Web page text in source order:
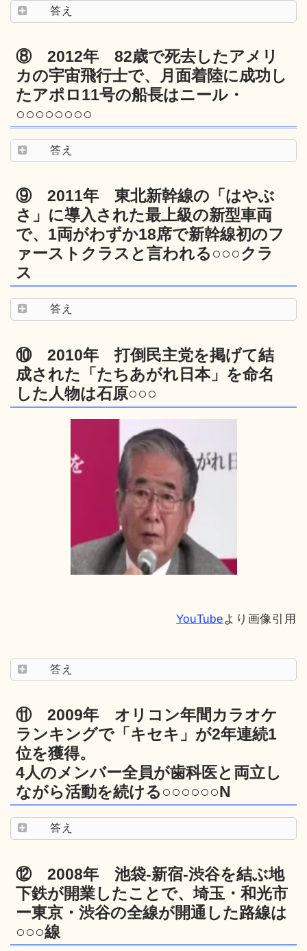
答え
⑧ 2012年 82歳で死去したアメリ
カの宇宙飛行士で、月面着陸に成功し
たアポロ11号の船長はニール・
○○○○○○○○
答え
⑨ 2011年 東北新幹線の「はやぶ
さ」に導入された最上級の新型車両
で、1両がわずか18席で新幹線初のフ
ァーストクラスと言われる○○○クラ
ス
答え
⑩ 2010年 打倒民主党を掲げて結
成された「たちあがれ日本」を命名
した人物は石原○○○
YouTubeより画像引用
答え
⑪ 2009年 オリコン年間カラオケ
ランキングで「キセキ」が2年連続1
位を獲得。
4人のメンバー全員が歯科医と両立し
ながら活動を続ける○○○○○○N
答え
⑫ 2008年 池袋-新宿-渋谷を結ぶ地
下鉄が開業したことで、埼玉・和光市
ー東京・渋谷の全線が開通した路線は
○○○線